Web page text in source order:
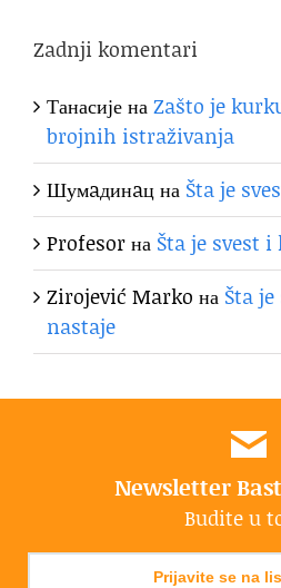
Zadnji komentari
ТанасијенаZašto je
brojnih istraživanja
Шумaдинaцна Šta je
Profesorна Šta je svest
Zirojević Marko на Šta
nastaje
Newsletter
Budite u
Prijavite se na